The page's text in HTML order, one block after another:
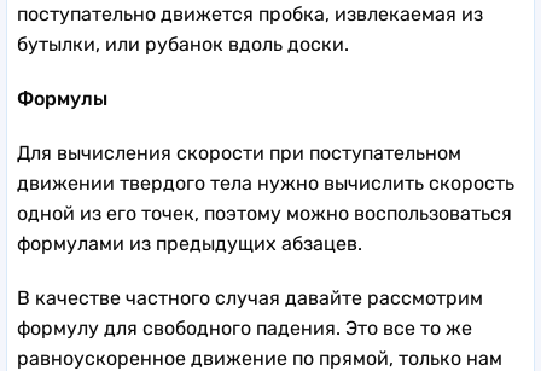
поступательно движется пробка, извлекаемая из
бутылки, или рубанок вдоль доски.
Формулы
Для вычисления скорости при поступательном
движении твердого тела нужно вычислить скорость
одной из его точек, поэтому можно воспользоваться
формулами из предыдущих абзацев.
В качестве частного случая давайте рассмотрим
формулу для свободного падения. Это все то же
равноускоренное движение по прямой, только нам